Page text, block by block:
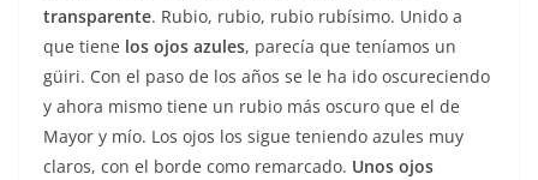
transparente. Rubio, rubio, rubio rubísimo. Unido a
que tiene los ojos azules, parecía que teníamos un
güiri. Con el paso de los años se le ha ido oscureciendo
y ahora mismo tiene un rubio más oscuro que el de
Mayor y mío. Los ojos los sigue teniendo azules muy
claros, con el borde como remarcado. Unos ojos